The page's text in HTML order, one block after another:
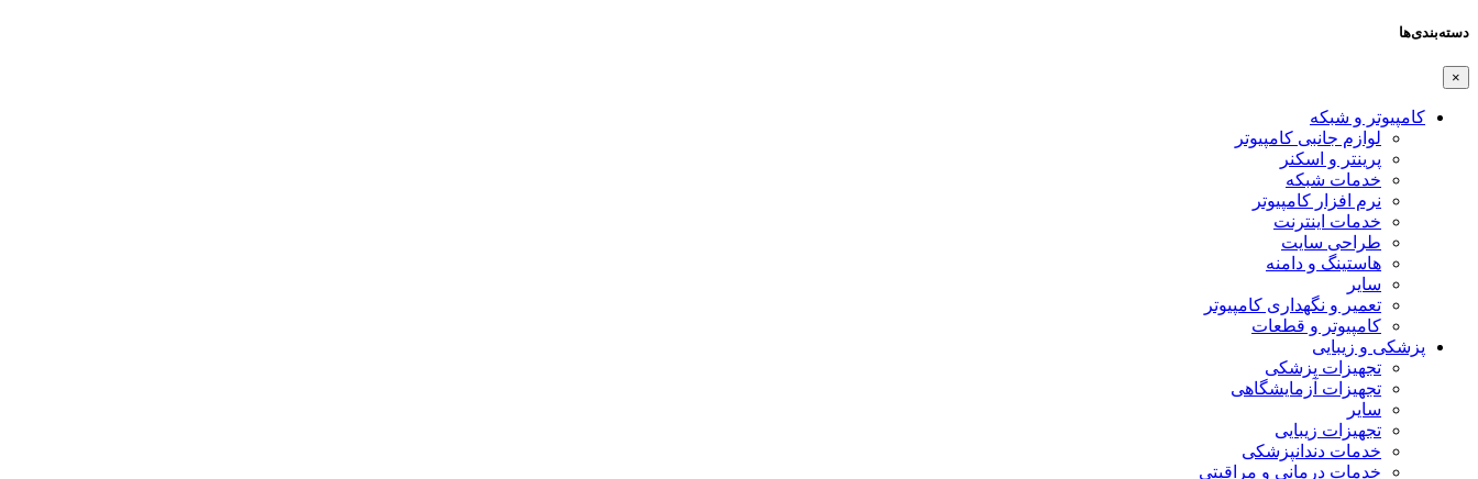
دسته‌بندی‌ها
×
کامپیوتر و شبکه
لوازم جانبی کامپیوتر
پرینتر و اسکنر
خدمات شبکه
نرم افزار کامپیوتر
خدمات اینترنت
طراحی سایت
هاستینگ و دامنه
سایر
تعمیر و نگهداری کامپیوتر
کامپیوتر و قطعات
پزشکی و زیبایی
تجهیزات پزشکی
تجهیزات آزمایشگاهی
سایر
تجهیزات زیبایی
خدمات دندانپزشکی
خدمات درمانی و مراقبتی